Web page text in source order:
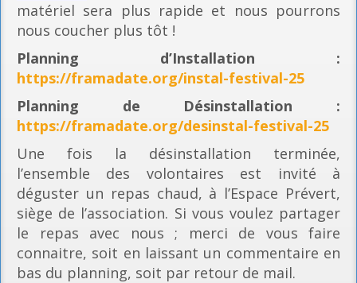
matériel sera plus rapide et nous pourrons
nous coucher plus tôt !
Planning d’Installation :
https://framadate.org/instal-festival-25
Planning de Désinstallation :
https://framadate.org/desinstal-festival-25
Une fois la désinstallation terminée,
l’ensemble des volontaires est invité à
déguster un repas chaud, à l’Espace Prévert,
siège de l’association. Si vous voulez partager
le repas avec nous ; merci de vous faire
connaitre, soit en laissant un commentaire en
bas du planning, soit par retour de mail.